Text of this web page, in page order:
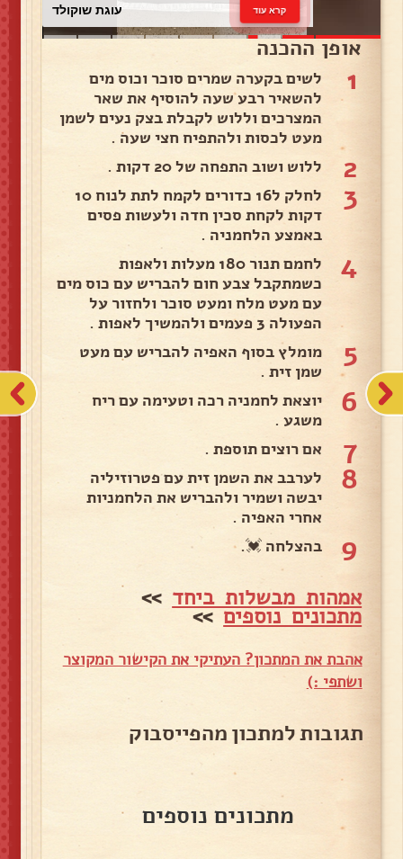
עוגת שוקולד קרא עוד
אופן ההכנה
1
לשים בקערה שמרים סוכר וכוס מים
להשאיר רבע שעה להוסיף את שאר
המצרכים וללוש לקבלת בצק נעים לשמן
מעט לכסות ולהתפיח חצי שעה .
2 ללוש ושוב התפחה של 20 דקות .
3
לחלק ל16 כדורים לקמח לתת לנוח 10
דקות לקחת סכין חדה ולעשות פסים
באמצע הלחמניה .
4
לחמם תנור 180 מעלות ולאפות
כשמתקבל צבע חום להבריש עם כוס מים
עם מעט מלח ומעט סוכר ולחזור על
הפעולה 3 פעמים ולהמשיך לאפות .
5
מומלץ בסוף האפיה להבריש עם מעט
שמן זית .
6
יוצאת לחמניה רכה וטעימה עם ריח
משגע .
7 אם רוצים תוספת .
8
לערבב את השמן זית עם פטרוזיליה
יבשה ושמיר ולהבריש את הלחמניות
אחרי האפיה .
9 בהצלחה 💓.
אמהות מבשלות ביחד >>
מתכונים נוספים>>
אהבת את המתכון? העתיקי את הקישור המקוצר
ושתפי :)
תגובות למתכון מהפייסבוק
מתכונים נוספים